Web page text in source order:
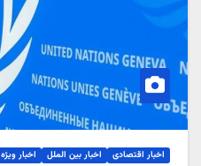
اخبار اقتصادی اخبار بین الملل اخبار ویژه